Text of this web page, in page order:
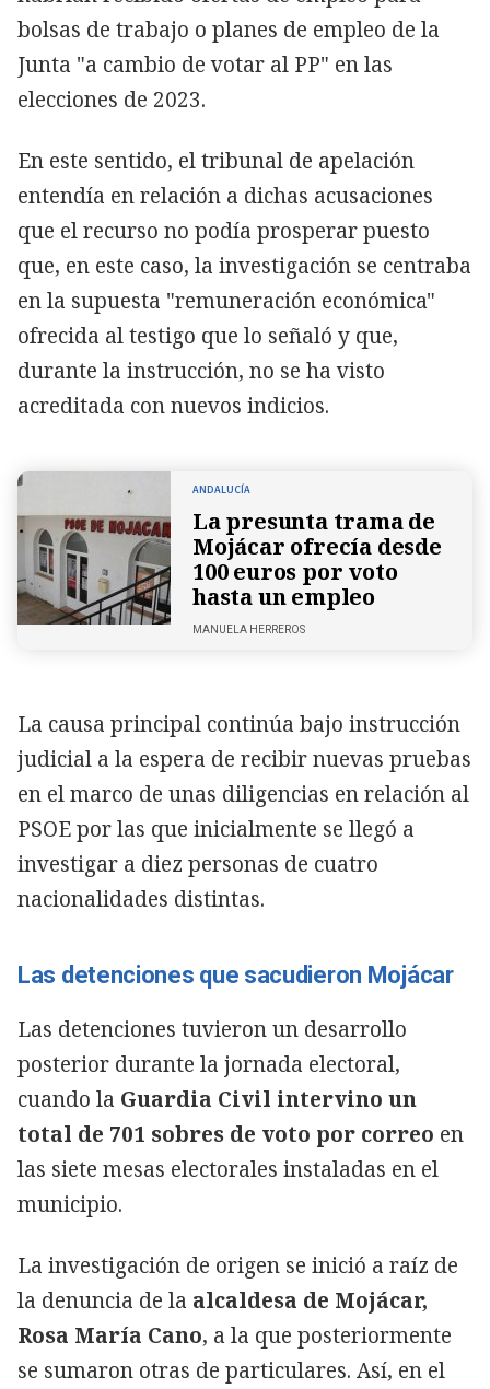
bolsas de trabajo o planes de empleo de la
Junta "a cambio de votar al PP" en las
elecciones de 2023.
En este sentido, el tribunal de apelación
entendía en relación a dichas acusaciones
que el recurso no podía prosperar puesto
que, en este caso, la investigación se centraba
en la supuesta "remuneración económica"
ofrecida al testigo que lo señaló y que,
durante la instrucción, no se ha visto
acreditada con nuevos indicios.
ANDALUCÍA
La presunta trama de
Mojácar ofrecía desde
100 euros por voto
hasta un empleo
MANUELA HERREROS
La causa principal continúa bajo instrucción
judicial a la espera de recibir nuevas pruebas
en el marco de unas diligencias en relación al
PSOE por las que inicialmente se llegó a
investigar a diez personas de cuatro
nacionalidades distintas.
Las detenciones que sacudieron Mojácar
Las detenciones tuvieron un desarrollo
posterior durante la jornada electoral,
cuando la Guardia Civil intervino un
total de 701 sobres de voto por correo en
las siete mesas electorales instaladas en el
municipio.
La investigación de origen se inició a raíz de
la denuncia de la alcaldesa de Mojácar,
Rosa María Cano, a la que posteriormente
se sumaron otras de particulares. Así, en el